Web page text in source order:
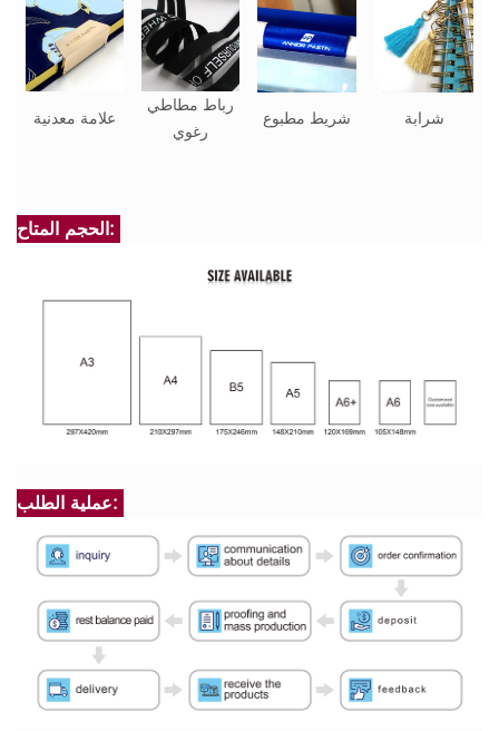
علامة معدنية
رباط مطاطي
رغوي
شريط مطبوع شرابة
الحجم المتاح:
عملية الطلب: